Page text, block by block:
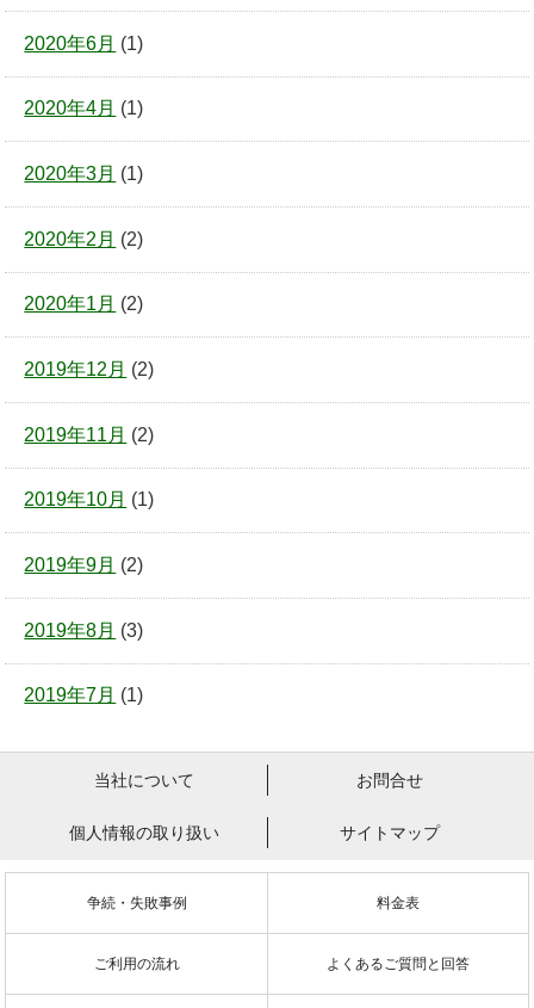
2020年6月 (1)
2020年4月 (1)
2020年3月 (1)
2020年2月 (2)
2020年1月 (2)
2019年12月 (2)
2019年11月 (2)
2019年10月 (1)
2019年9月 (2)
2019年8月 (3)
2019年7月 (1)
当社について お問合せ
個人情報の取り扱い サイトマップ
争続・失敗事例 料金表
ご利用の流れ よくあるご質問と回答